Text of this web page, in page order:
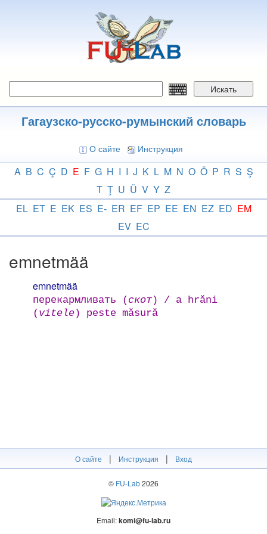
Искать
Гагаузско-русско-румынский словарь
О сайте Инструкция
A B C Ç D E F G H I I J K L M N O Ö P R S Ş
T Ţ U Ü V Y Z
EL ET E EK ES E- ER EF EP EE EN EZ ED EM
EV EC
emnetmää
emnetmää
перекармливать (скот) / a hrăni
(vitele) peste măsură
О сайте | Инструкция | Вход
© FU-Lab2026
Email:komi@fu-lab.ru